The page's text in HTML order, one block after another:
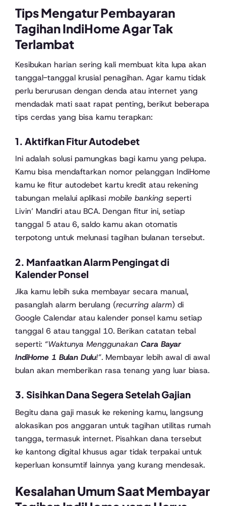
Tips Mengatur Pembayaran
Tagihan IndiHome Agar Tak
Terlambat
Kesibukan harian sering kali membuat kita lupa akan
tanggal-tanggal krusial penagihan. Agar kamu tidak
perlu berurusan dengan denda atau internet yang
mendadak mati saat rapat penting, berikut beberapa
tips cerdas yang bisa kamu terapkan:
1. Aktifkan Fitur Autodebet
Ini adalah solusi pamungkas bagi kamu yang pelupa.
Kamu bisa mendaftarkan nomor pelanggan IndiHome
kamu ke fitur autodebet kartu kredit atau rekening
tabungan melalui aplikasi mobile banking seperti
Livin’ Mandiri atau BCA. Dengan fitur ini, setiap
tanggal 5 atau 6, saldo kamu akan otomatis
terpotong untuk melunasi tagihan bulanan tersebut.
2. Manfaatkan Alarm Pengingat di
Kalender Ponsel
Jika kamu lebih suka membayar secara manual,
pasanglah alarm berulang (recurring alarm) di
Google Calendar atau kalender ponsel kamu setiap
tanggal 6 atau tanggal 10. Berikan catatan tebal
seperti: “Waktunya Menggunakan Cara Bayar
IndiHome 1 Bulan Dulu!”. Membayar lebih awal di awal
bulan akan memberikan rasa tenang yang luar biasa.
3. Sisihkan Dana Segera Setelah Gajian
Begitu dana gaji masuk ke rekening kamu, langsung
alokasikan pos anggaran untuk tagihan utilitas rumah
tangga, termasuk internet. Pisahkan dana tersebut
ke kantong digital khusus agar tidak terpakai untuk
keperluan konsumtif lainnya yang kurang mendesak.
Kesalahan Umum Saat Membayar